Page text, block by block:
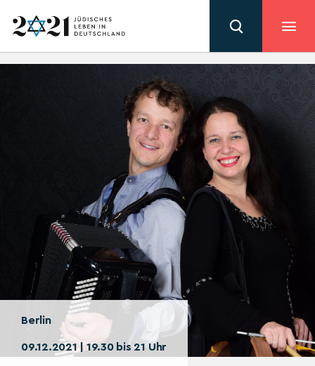
Berlin
09.12.2021 | 19.30 bis 21 Uhr